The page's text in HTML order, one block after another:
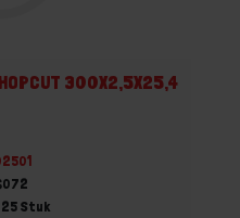
300X2,5X25,4
Stuk